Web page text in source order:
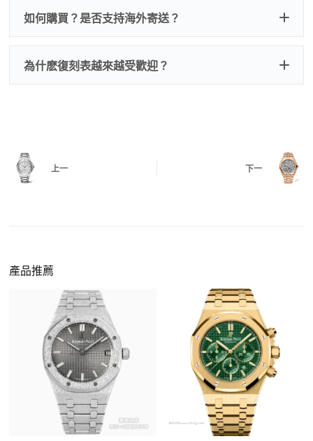
度、錶帶等部位是否完好無瑕、貼合緊密。
是否有異音，再根據款式進行上弦與功能測試。
給您確認，確定沒有問題後才會安排出貨。
如是鋼帶手錶會贈送拆錶帶工具。
注：部分原裝盒子需要加錢購買，價格也不貴。
交易方式
如何購買？是否支持海外寄送？
請先透過網站上的聯繫方式與我們取得聯繫，將您感
們會先幫您確認版本與實際價格。
二、確認款式與價格
客服會與您確認品牌、尺寸、顏色、配件等細節，如
有現貨會直接幫您預留；若需要排單，我們也會事先
說明大約出貨時間。
三、安排付款方式
您可以選擇先付少量訂金預留貨品，餘款在出貨
為什麽復刻表越來越受歡迎？
：以原裝價格的十分之一即可享受相
同外觀與佩戴質感。
合日常通勤與旅行佩戴。
上一 下一
產品推薦